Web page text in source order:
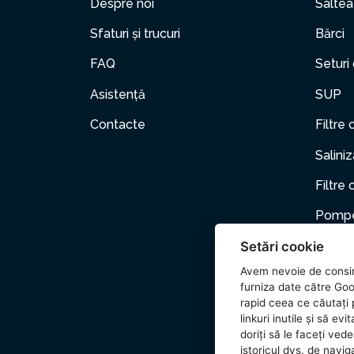
Despre noi
Sfaturi și trucuri
FAQ
Asistență
Contacte
Bărci
Seturi
SUP
Filtre
Filtre
Setări cookie
Avem nevoie de
furniza date către
rapid ceea ce căutați
linkuri inutile și să
doriți să le faceți
istoricul dvs. de